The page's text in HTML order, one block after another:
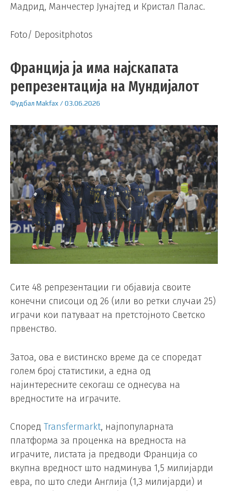
Мадрид, Манчестер Јунајтед и Кристал Палас.
Foto/ Depositphotos
Франција ја има најскапата
репрезентација на Мундијалот
Фудбал Makfax /03.06.2026
Сите 48 репрезентации ги објавија своите
конечни списоци од 26 (или во ретки случаи 25)
играчи кои патуваат на претстојното Светско
првенство.
Затоа, ова е вистинско време да се споредат
голем број статистики, а една од
најинтересните секогаш се однесува на
вредностите на играчите.
Според Transfermarkt, најпопуларната
платформа за проценка на вредноста на
играчите, листата ја предводи Франција со
вкупна вредност што надминува 1,5 милијарди
евра, по што следи Англија (1,3 милијарди) и